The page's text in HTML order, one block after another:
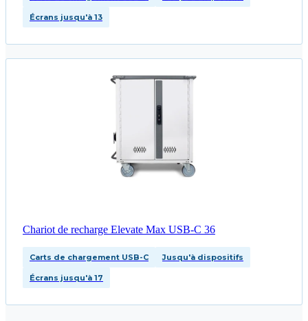
Écrans jusqu'à 13
Chariot de recharge Elevate Max USB-C 36
Carts de chargement USB-C Jusqu'à dispositifs
Écrans jusqu'à 17